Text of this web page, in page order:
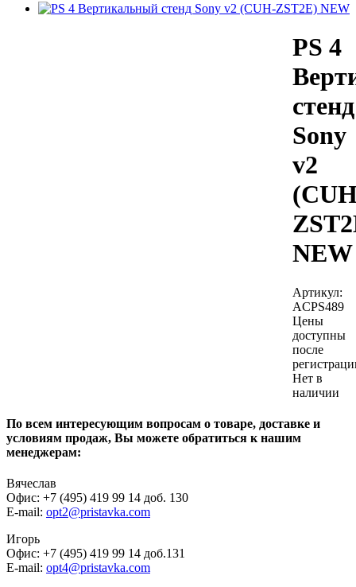
PS 4
стенд
Sony
v2
NEW
Артикул:
ACPS489
Цены
доступны
после
Нет в
наличии
По всем интересующим вопросам о товаре, доставке и
условиям продаж, Вы можете обратиться к нашим
менеджерам:
Вячеслав
Офис: +7 (495) 419 99 14 доб. 130
E-mail: opt2@pristavka.com
Игорь
Офис: +7 (495) 419 99 14 доб.131
E-mail: opt4@pristavka.com